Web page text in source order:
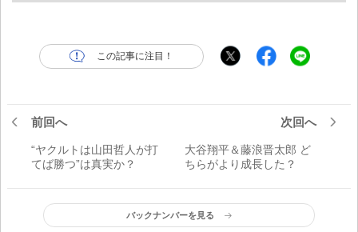
この記事に注目！
前回へ
“ヤクルトは山田哲人が打
てば勝つ”は真実か？
次回へ
大谷翔平＆藤浪晋太郎 ど
ちらがより成長した？
バックナンバーを見る